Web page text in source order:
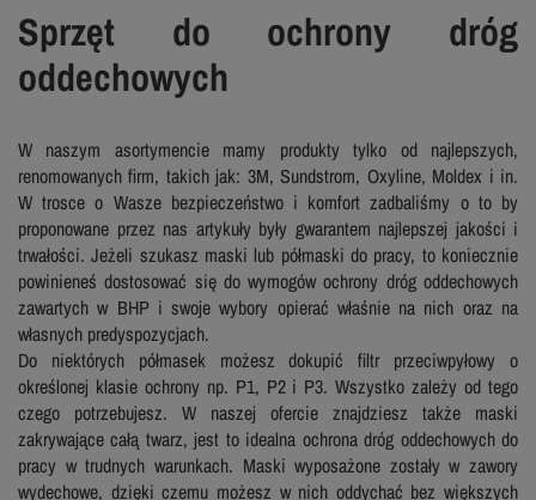
Sprzęt do ochrony dróg
oddechowych
W naszym asortymencie mamy produkty tylko od najlepszych,
renomowanych firm, takich jak: 3M, Sundstrom, Oxyline, Moldex i in.
W trosce o Wasze bezpieczeństwo i komfort zadbaliśmy o to by
proponowane przez nas artykuły były gwarantem najlepszej jakości i
trwałości. Jeżeli szukasz maski lub półmaski do pracy, to koniecznie
powinieneś dostosować się do wymogów ochrony dróg oddechowych
zawartych w BHP i swoje wybory opierać właśnie na nich oraz na
własnych predyspozycjach.
Do niektórych półmasek możesz dokupić filtr przeciwpyłowy o
określonej klasie ochrony np. P1, P2 i P3. Wszystko zależy od tego
czego potrzebujesz. W naszej ofercie znajdziesz także maski
zakrywające całą twarz, jest to idealna ochrona dróg oddechowych do
pracy w trudnych warunkach. Maski wyposażone zostały w zawory
wydechowe, dzięki czemu możesz w nich oddychać bez większych